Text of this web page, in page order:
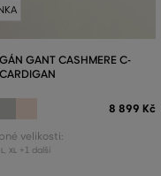
GANT CASHMERE C-
8 899 Kč
velikosti:
L XL +1 další